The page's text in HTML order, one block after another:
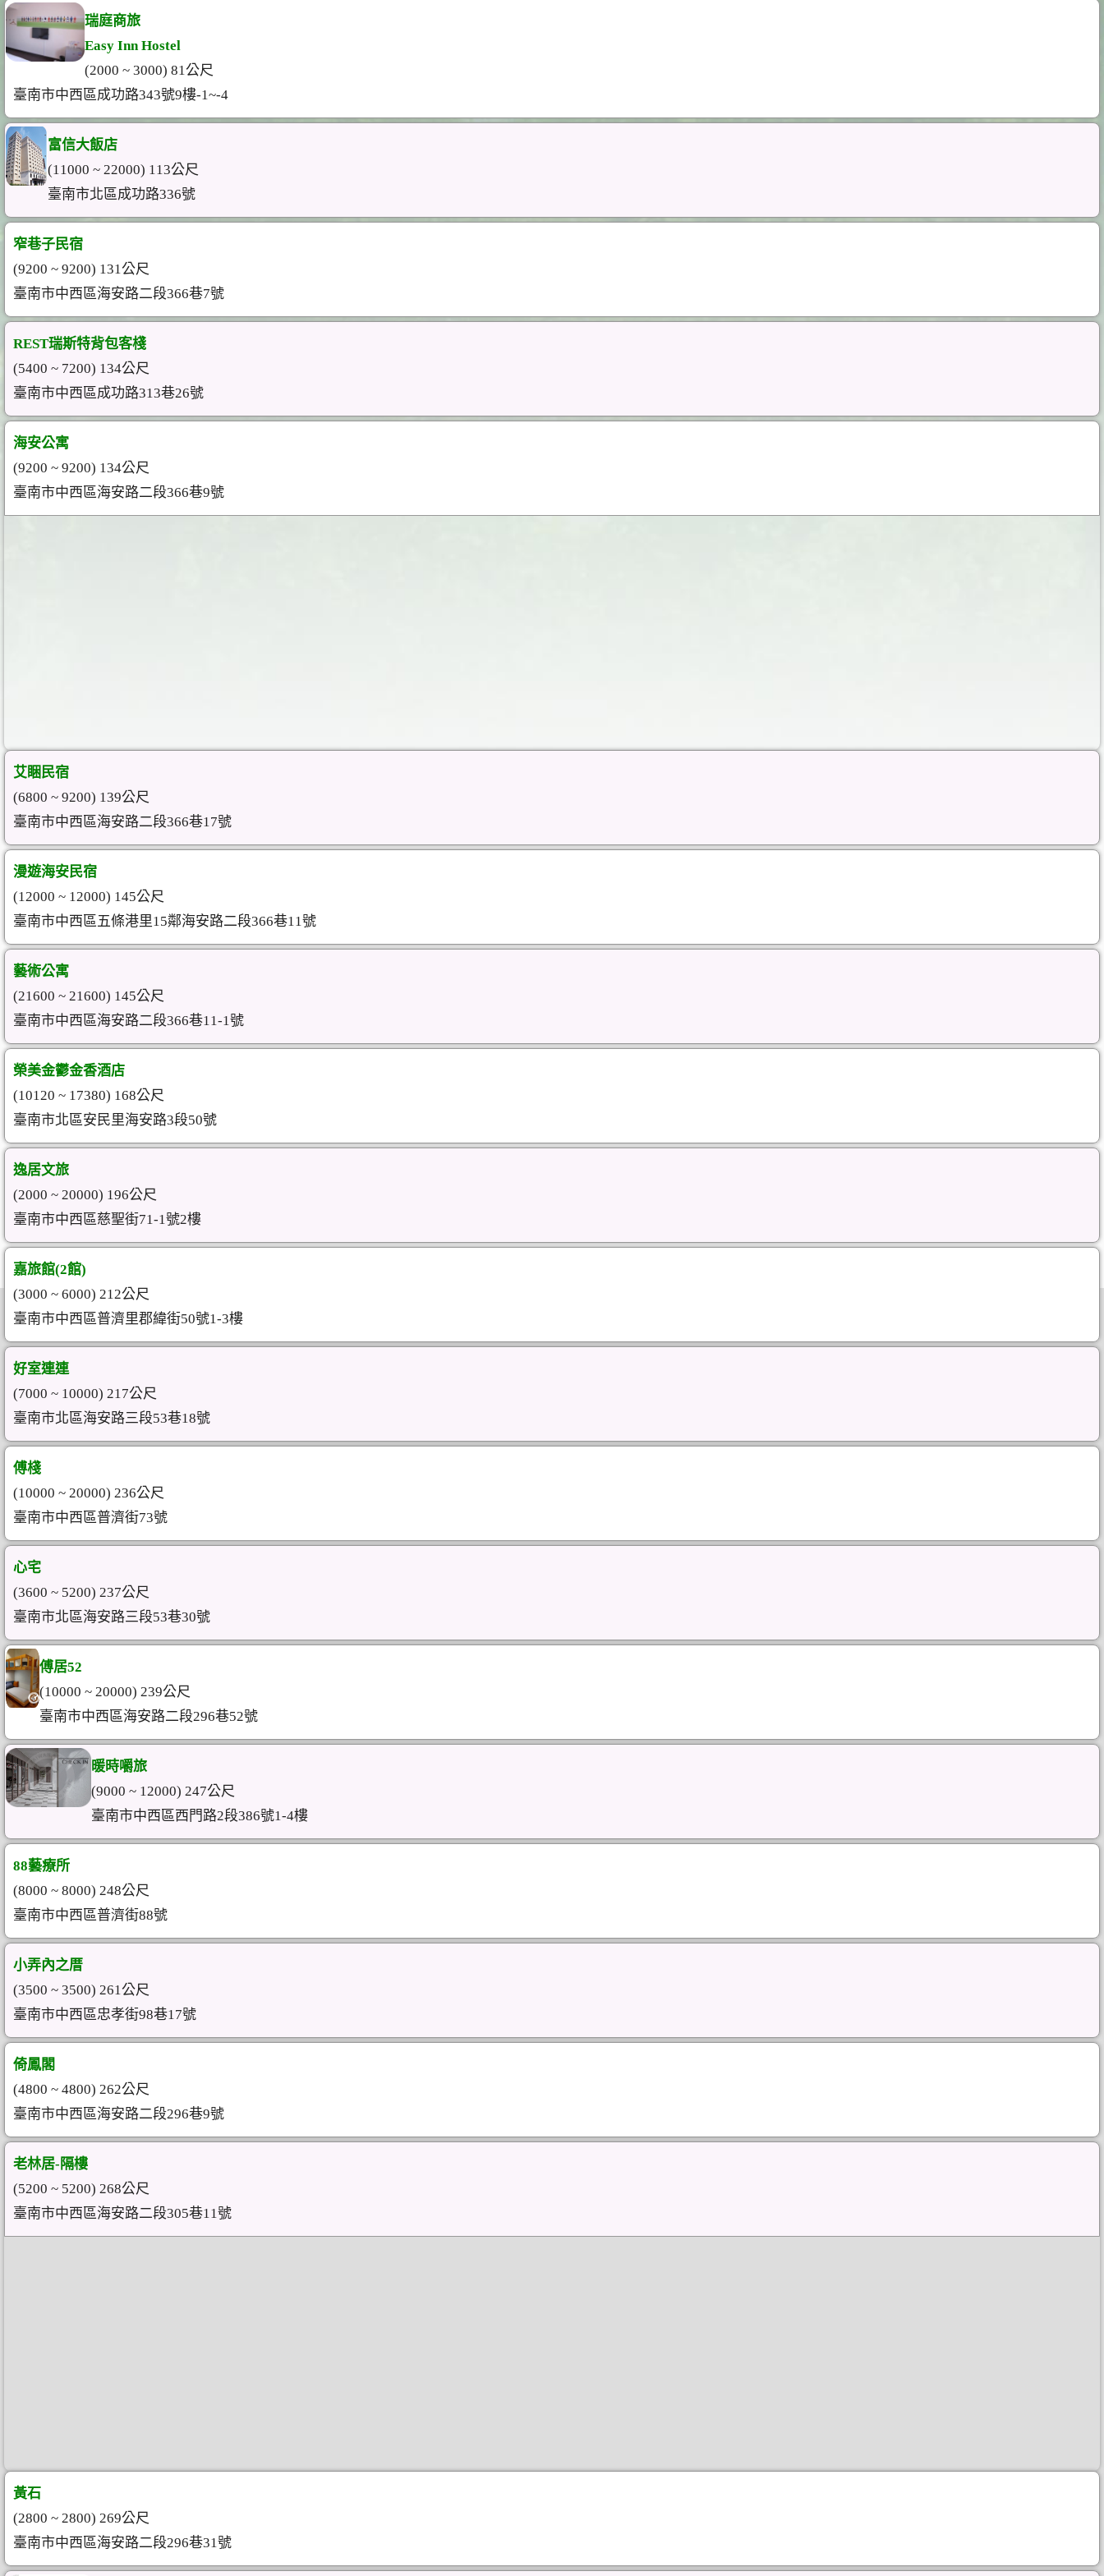
瑞庭商旅
Easy Inn Hostel
(2000 ~ 3000) 81公尺
臺南市中西區成功路343號9樓-1~-4
富信大飯店
(11000 ~ 22000) 113公尺
臺南市北區成功路336號
窄巷子民宿
(9200 ~ 9200) 131公尺
臺南市中西區海安路二段366巷7號
REST瑞斯特背包客棧
(5400 ~ 7200) 134公尺
臺南市中西區成功路313巷26號
海安公寓
(9200 ~ 9200) 134公尺
臺南市中西區海安路二段366巷9號
艾睏民宿
(6800 ~ 9200) 139公尺
臺南市中西區海安路二段366巷17號
漫遊海安民宿
(12000 ~ 12000) 145公尺
臺南市中西區五條港里15鄰海安路二段366巷11號
藝術公寓
(21600 ~ 21600) 145公尺
臺南市中西區海安路二段366巷11-1號
榮美金鬱金香酒店
(10120 ~ 17380) 168公尺
臺南市北區安民里海安路3段50號
逸居文旅
(2000 ~ 20000) 196公尺
臺南市中西區慈聖街71-1號2樓
嘉旅館(2館)
(3000 ~ 6000) 212公尺
臺南市中西區普濟里郡緯街50號1-3樓
好室連連
(7000 ~ 10000) 217公尺
臺南市北區海安路三段53巷18號
傅棧
(10000 ~ 20000) 236公尺
臺南市中西區普濟街73號
心宅
(3600 ~ 5200) 237公尺
臺南市北區海安路三段53巷30號
傅居52
(10000 ~ 20000) 239公尺
臺南市中西區海安路二段296巷52號
暖時嚼旅
(9000 ~ 12000) 247公尺
臺南市中西區西門路2段386號1-4樓
88藝療所
(8000 ~ 8000) 248公尺
臺南市中西區普濟街88號
小弄內之厝
(3500 ~ 3500) 261公尺
臺南市中西區忠孝街98巷17號
倚鳳閣
(4800 ~ 4800) 262公尺
臺南市中西區海安路二段296巷9號
老林居-隔樓
(5200 ~ 5200) 268公尺
臺南市中西區海安路二段305巷11號
黃石
(2800 ~ 2800) 269公尺
臺南市中西區海安路二段296巷31號